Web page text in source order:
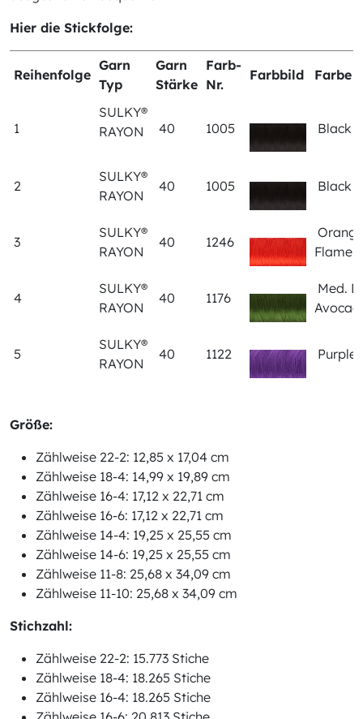
Hier die Stickfolge:
Reihenfolge
Garn
Typ
Garn
Stärke
Farb-
Nr.
Farbbild Farbe
1
SULKY®
RAYON
40 1005 Black
2
SULKY®
RAYON
40 1005 Black
3
SULKY®
RAYON
40 1246
Orange
Flame
4
SULKY®
RAYON
40 1176
Med.
5
SULKY®
RAYON
40 1122 Purple
Größe:
Zählweise 22-2: 12,85 x 17,04 cm
Zählweise 18-4: 14,99 x 19,89 cm
Zählweise 16-4: 17,12 x 22,71 cm
Zählweise 16-6: 17,12 x 22,71 cm
Zählweise 14-4: 19,25 x 25,55 cm
Zählweise 14-6: 19,25 x 25,55 cm
Zählweise 11-8: 25,68 x 34,09 cm
Zählweise 11-10: 25,68 x 34,09 cm
Stichzahl:
Zählweise 22-2: 15.773 Stiche
Zählweise 18-4: 18.265 Stiche
Zählweise 16-4: 18.265 Stiche